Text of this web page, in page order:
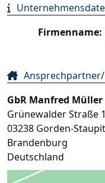
Firmenname:
GbR Manfred
Grünewalder Straße
03238 Gorden-
Brandenburg
Deutschland